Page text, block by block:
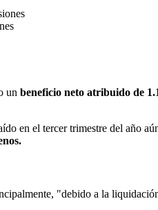
un beneficio neto atribuido de
en el tercer trimestre del año
"debido a la